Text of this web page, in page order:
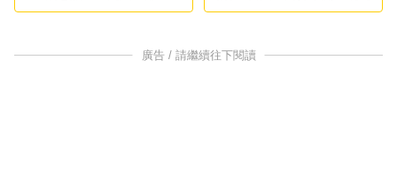
廣告 / 請繼續往下閱讀